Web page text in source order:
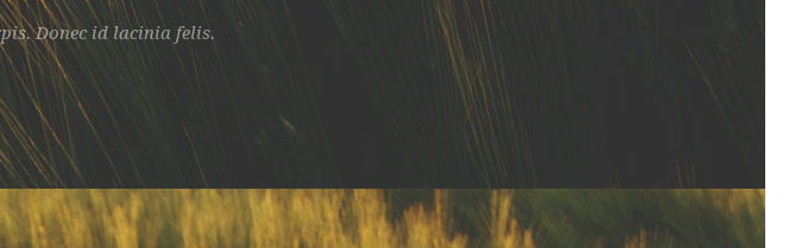
Donec id lacinia felis.